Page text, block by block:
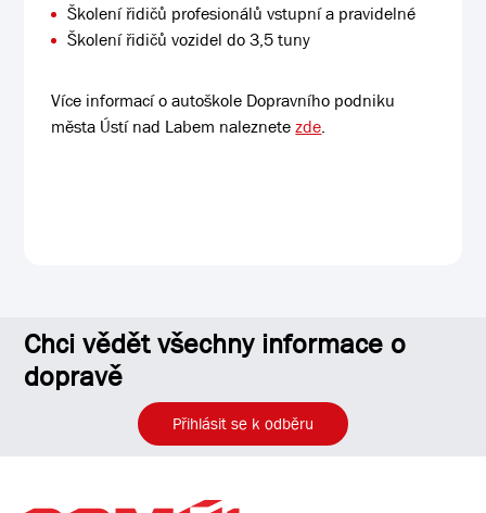
Školení řidičů profesionálů vstupní a pravidelné
Školení řidičů vozidel do 3,5 tuny
Více informací o autoškole Dopravního podniku
města Ústí nad Labem naleznetezde.
Chci vědět všechny informace o
dopravě
Přihlásit se k odběru